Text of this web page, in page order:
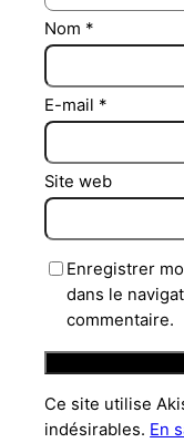
Nom *
E-mail *
Site web
Enregistrer
dans le
commentaire.
Ce site utilise
indésirables. En